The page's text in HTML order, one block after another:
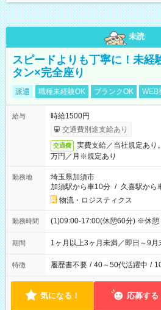
未読
スピードよりも丁寧に！未経
タン×完全座り
派遣 職種未経験OK ブランクOK WEB
給与
時給1500円
交通費別途支給あり
交通費
実費支給／当社規定あり
万円／月※規定あり
勤務地
埼玉県加須市
加須駅から車10分 / 久喜駅から
物流・ロジスティクス
勤務時間 (1)09:00-17:00(休憩60分) ※休憩
期間 1ヶ月以上3ヶ月未満／即日～9月
特徴 履歴書不要 / 40～50代活躍中 /
気になる！ 応募する